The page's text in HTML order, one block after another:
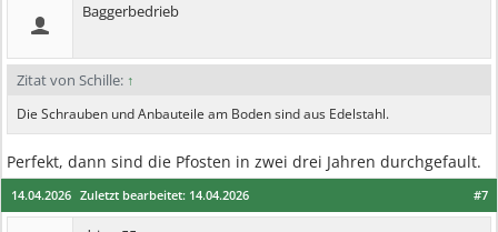
Baggerbedrieb
Zitat von Schille: ↑
Die Schrauben und Anbauteile am Boden sind aus Edelstahl.
Perfekt, dann sind die Pfosten in zwei drei Jahren durchgefault.
#7
14.04.2026 Zuletzt bearbeitet: 14.04.2026